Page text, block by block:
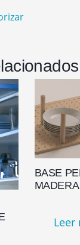
BASE
MADERA
Leer